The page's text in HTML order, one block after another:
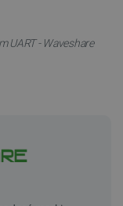
UART - Waveshare